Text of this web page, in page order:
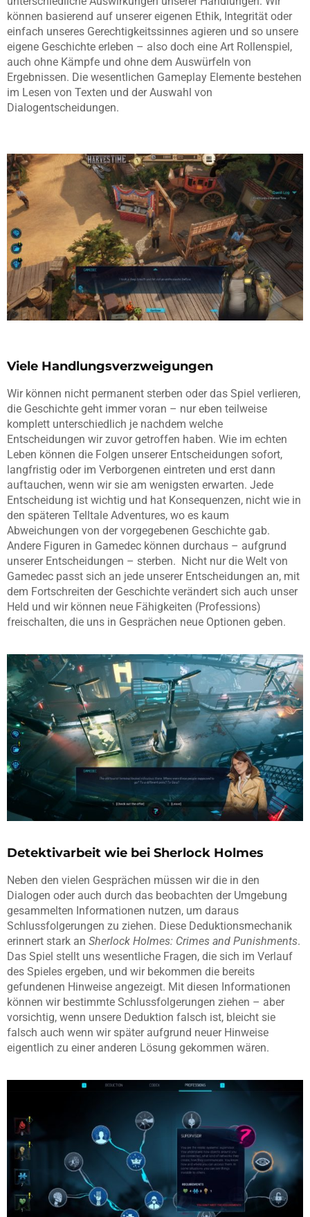
können basierend auf unserer eigenen Ethik, Integrität oder
einfach unseres Gerechtigkeitssinnes agieren und so unsere
eigene Geschichte erleben – also doch eine Art Rollenspiel,
auch ohne Kämpfe und ohne dem Auswürfeln von
Ergebnissen. Die wesentlichen Gameplay Elemente bestehen
im Lesen von Texten und der Auswahl von
Dialogentscheidungen.
Viele Handlungsverzweigungen
Wir können nicht permanent sterben oder das Spiel verlieren,
die Geschichte geht immer voran – nur eben teilweise
komplett unterschiedlich je nachdem welche
Entscheidungen wir zuvor getroffen haben. Wie im echten
Leben können die Folgen unserer Entscheidungen sofort,
langfristig oder im Verborgenen eintreten und erst dann
auftauchen, wenn wir sie am wenigsten erwarten. Jede
Entscheidung ist wichtig und hat Konsequenzen, nicht wie in
den späteren Telltale Adventures, wo es kaum
Abweichungen von der vorgegebenen Geschichte gab.
Andere Figuren in Gamedec können durchaus – aufgrund
unserer Entscheidungen – sterben. Nicht nur die Welt von
Gamedec passt sich an jede unserer Entscheidungen an, mit
dem Fortschreiten der Geschichte verändert sich auch unser
Held und wir können neue Fähigkeiten (Professions)
freischalten, die uns in Gesprächen neue Optionen geben.
Detektivarbeit wie bei Sherlock Holmes
Neben den vielen Gesprächen müssen wir die in den
Dialogen oder auch durch das beobachten der Umgebung
gesammelten Informationen nutzen, um daraus
Schlussfolgerungen zu ziehen. Diese Deduktionsmechanik
erinnert stark an Sherlock Holmes: Crimes and Punishments.
Das Spiel stellt uns wesentliche Fragen, die sich im Verlauf
des Spieles ergeben, und wir bekommen die bereits
gefundenen Hinweise angezeigt. Mit diesen Informationen
können wir bestimmte Schlussfolgerungen ziehen – aber
vorsichtig, wenn unsere Deduktion falsch ist, bleicht sie
falsch auch wenn wir später aufgrund neuer Hinweise
eigentlich zu einer anderen Lösung gekommen wären.